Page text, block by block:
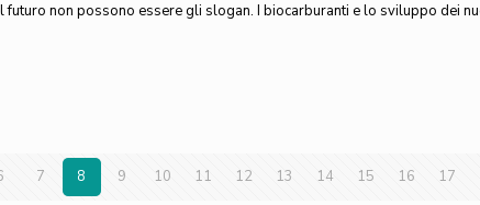
futuro non possono essere gli slogan. I biocarburanti e lo sviluppo dei
7 8 9 10 11 12 13 14 15 16 17